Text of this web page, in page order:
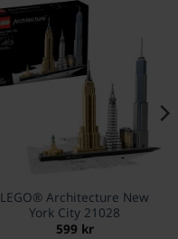
LEGO® Architecture New
York City 21028
599 kr